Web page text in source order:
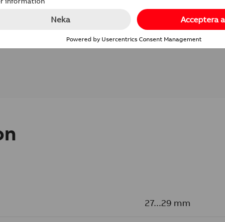
27...29 mm